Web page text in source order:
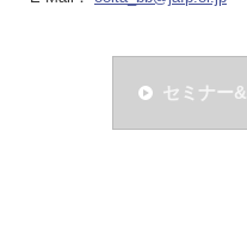
セミナー